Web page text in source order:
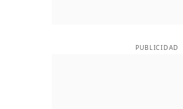
PUBLICIDAD